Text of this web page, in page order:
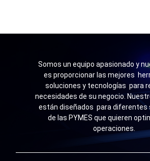
Somos un equipo apasionado y
es proporcionar las mejores
soluciones y tecnologías para
necesidades de su negocio.
están diseñados para diferentes
de las PYMES que quieren
operaciones.